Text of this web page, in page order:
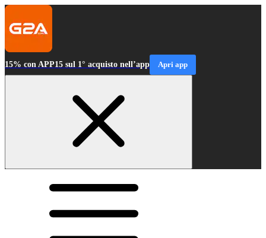
15% con APP15 sul 1° acquisto nell’app Apri app